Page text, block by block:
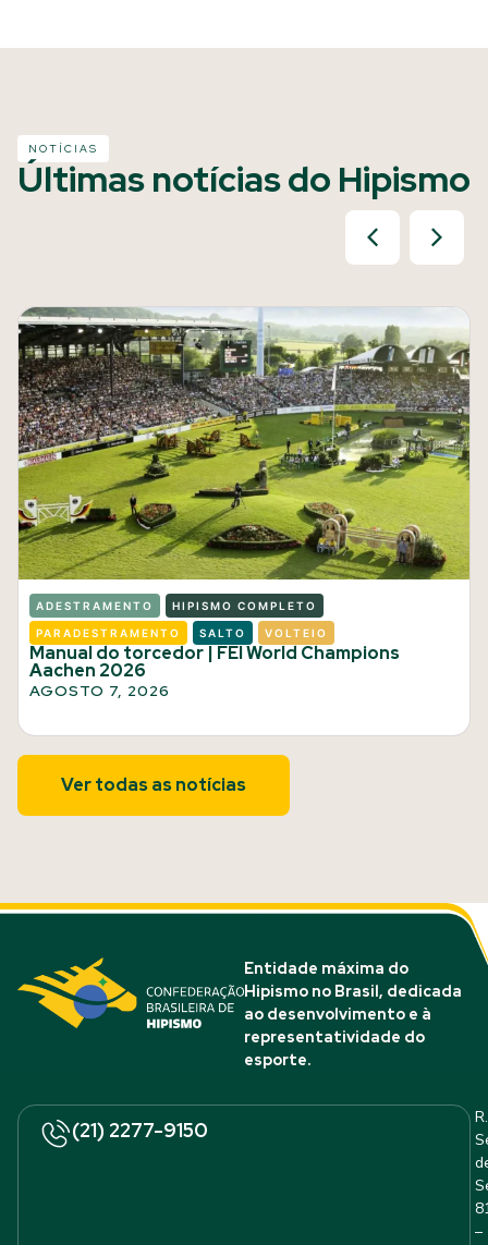
NOTÍCIAS
Últimas notícias do Hipismo
ADESTRAMENTO HIPISMO COMPLETO
PARADESTRAMENTO SALTO VOLTEIO
Manual do torcedor | FEI World Champions
Aachen 2026
AGOSTO 7, 2026
Ver todas as notícias
Entidade máxima do
Hipismo no Brasil, dedicada
ao desenvolvimento e à
representatividade do
esporte.
(21) 2277-9150
R.
–